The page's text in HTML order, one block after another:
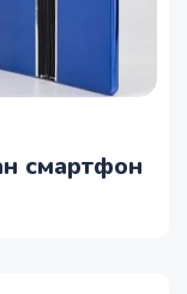
смартфон